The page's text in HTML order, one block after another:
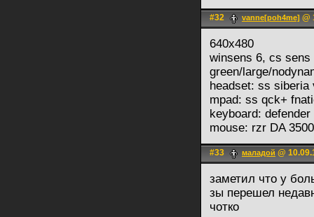
#32 vanne[poh4me] @
640x480
winsens 6, cs sens
green/large/
headset: ss siberia
mpad: ss qck+
keyboard: defender
mouse: rzr DA 3500
#33 маладой @
заметил что у
зы перешел
чотко